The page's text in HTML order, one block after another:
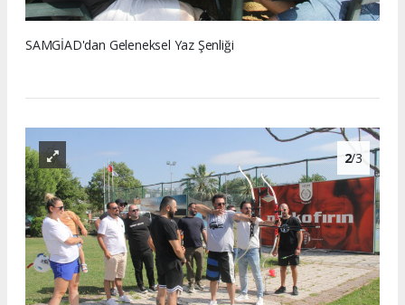
SAMGİAD'dan Geleneksel Yaz Şenliği
2/3